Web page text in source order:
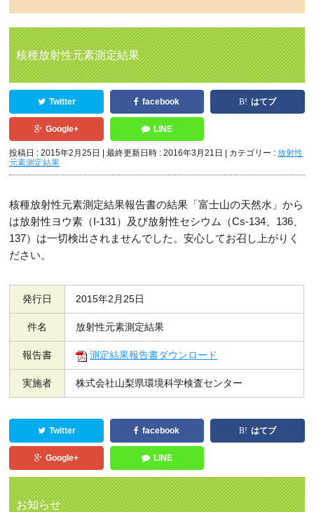
核種放射性元素測定結果
Twitter facebook はてブ
Google+ LINE
投稿日 : 2015年2月25日 最終更新日時 : 2016年3月21日 カテゴリー :放射性
元素測定結果
核種放射性元素測定結果報告書の結果「富士山の天然水」から
は放射性ヨウ素（I-131）及び放射性セシウム（Cs-134、136、
137）は一切検出されませんでした。安心してお召し上がりく
ださい。
発行日 2015年2月25日
件名 放射性元素測定結果
報告書 測定結果報告書ダウンロード
実施者 株式会社山梨県環境科学検査センター
Twitter facebook はてブ
Google+ LINE
お知らせ